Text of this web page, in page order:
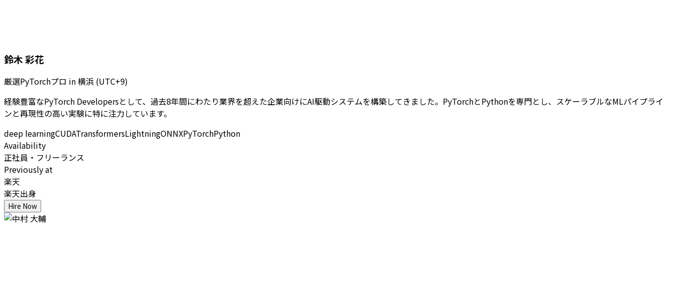
鈴木 彩花
厳選PyTorchプロ in横浜 (UTC+9)
経験豊富なPyTorch Developersとして、過去8年間にわたり業界を超えた企業向けにAI駆動システムを構築してきました。PyTorchとPythonを専門とし、スケーラブルなMLパイプライ
ンと再現性の高い実験に特に注力しています。
deep learningCUDATransformersLightningONNXPyTorchPython
Availability
正社員・フリーランス
Previously at
楽天
楽天出身
Hire Now